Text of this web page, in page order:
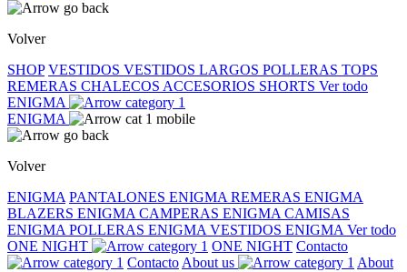
Volver
SHOP VESTIDOS VESTIDOS LARGOS POLLERAS TOPS
REMERAS CHALECOS ACCESORIOS SHORTS Ver todo
ENIGMA
ENIGMA
Volver
ENIGMA PANTALONES ENIGMA REMERAS ENIGMA
BLAZERS ENIGMA CAMPERAS ENIGMA CAMISAS
ENIGMA POLLERAS ENIGMA VESTIDOS ENIGMA Ver todo
ONE NIGHT
ONE NIGHT Contacto
Contacto About us
About